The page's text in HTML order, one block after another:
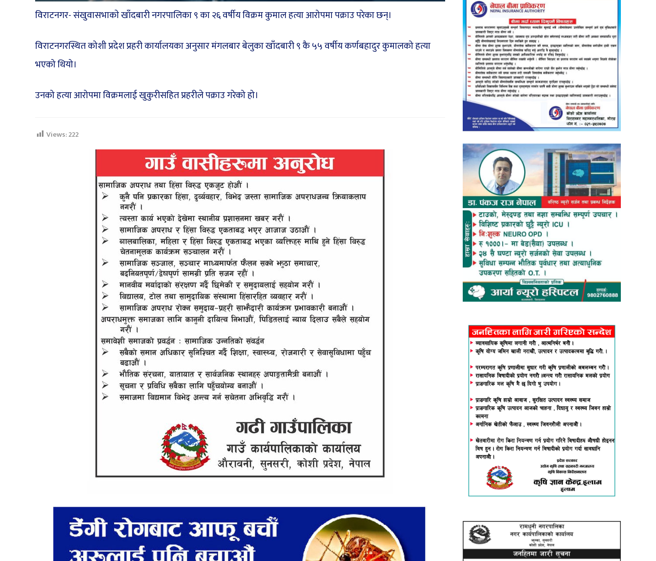
विराटनगर- संखुवासभाकाे खाँदबारी नगरपालिका ९ का २६ वर्षीय विक्रम कुमाल हत्या आरोपमा पक्राउ परेका छन्।
विराटनगरस्थित कोशी प्रदेश प्रहरी कार्यालयका अनुसार मंगलबार बेलुका खाँदबारी ९ कै ५५ वर्षीय कर्णबहादुर कुमालको हत्या
भएको थियो।
उनको हत्या आरोपमा विक्रमलाई खुकुरीसहित प्रहरीले पक्राउ गरेको हो।
Views:222